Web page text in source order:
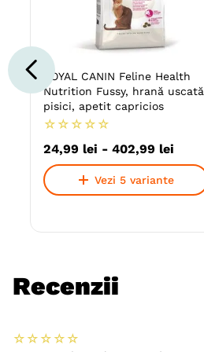
ROYAL CANIN Feline Health
Nutrition Fussy, hrană uscată
pisici, apetit capricios
☆ ☆ ☆ ☆ ☆
24,99 lei - 402,99 lei
Vezi 5 variante
Recenzii
☆ ☆ ☆ ☆ ☆